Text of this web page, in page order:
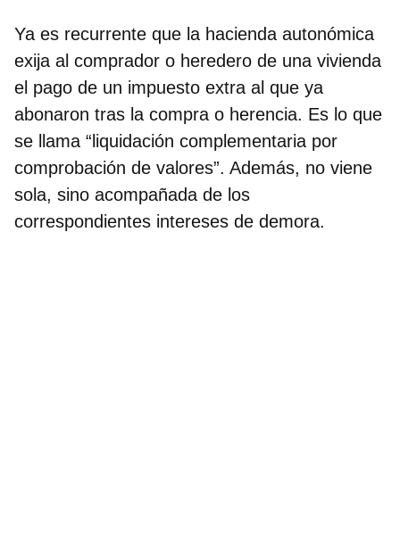
Ya es recurrente que la hacienda autonómica
exija al comprador o heredero de una vivienda
el pago de un impuesto extra al que ya
abonaron tras la compra o herencia. Es lo que
se llama “liquidación complementaria por
comprobación de valores”. Además, no viene
sola, sino acompañada de los
correspondientes intereses de demora.